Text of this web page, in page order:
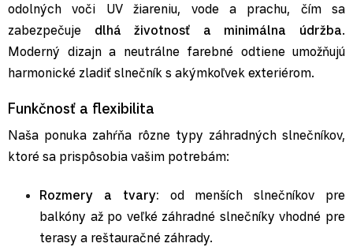
odolných voči UV žiareniu, vode a prachu, čím sa
zabezpečuje dlhá životnosť a minimálna údržba.
Moderný dizajn a neutrálne farebné odtiene umožňujú
harmonické zladiť slnečník s akýmkoľvek exteriérom.
Funkčnosť a flexibilita
Naša ponuka zahŕňa rôzne typy záhradných slnečníkov,
ktoré sa prispôsobia vašim potrebám:
Rozmery a tvary: od menších slnečníkov pre
balkóny až po veľké záhradné slnečníky vhodné pre
terasy a reštauračné záhrady.